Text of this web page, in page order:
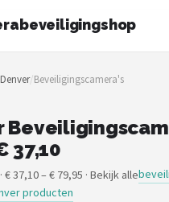
Denver/Beveiligingscamera's
37,10
· € 37,10 – € 79,95 · Bekijk alle
producten